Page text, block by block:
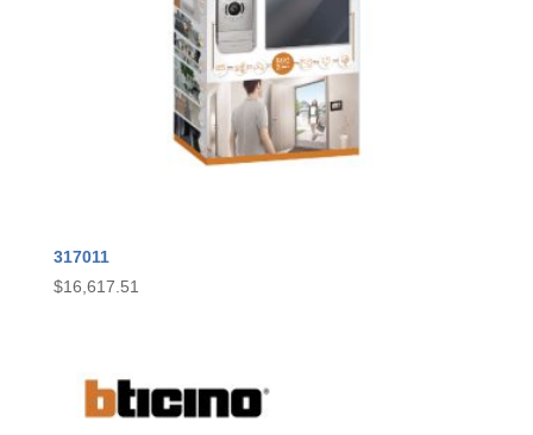
317011
$16,617.51